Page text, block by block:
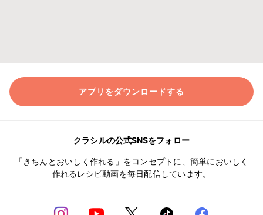
アプリをダウンロードする
クラシルの公式SNSをフォロー
「きちんとおいしく作れる」をコンセプトに、簡単においしく
作れるレシピ動画を毎日配信しています。